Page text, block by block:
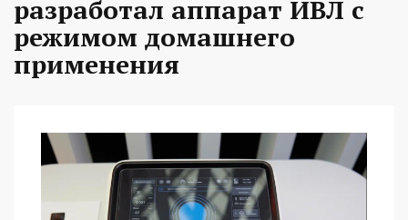
разработал аппарат ИВЛ с
режимом домашнего
применения